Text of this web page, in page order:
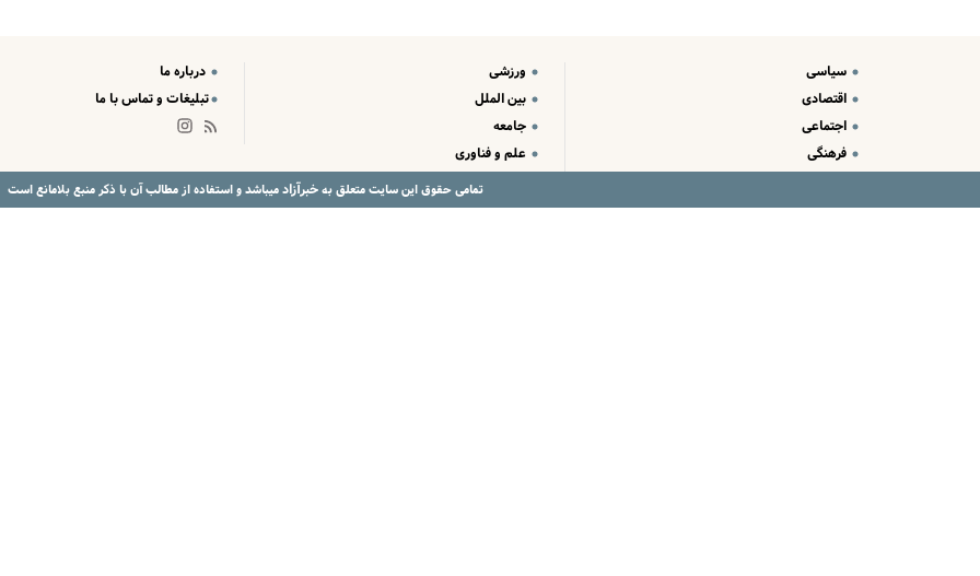
سیاسی
اقتصادی
اجتماعی
فرهنگی
ورزشی
بین الملل
جامعه
علم و فناوری
درباره ما
تبلیغات و تماس با ما
تمامی حقوق این سایت متعلق بهخبرآزادمیباشد و استفاده از مطالب آن با ذکر منبع بلامانع است